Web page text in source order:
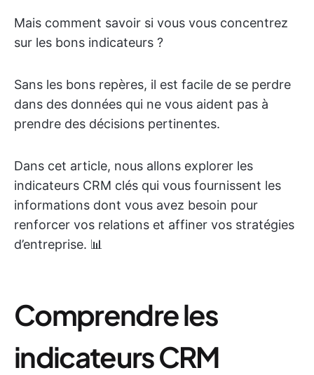
Mais comment savoir si vous vous concentrez
sur les bons indicateurs ?
Sans les bons repères, il est facile de se perdre
dans des données qui ne vous aident pas à
prendre des décisions pertinentes.
Dans cet article, nous allons explorer les
indicateurs CRM clés qui vous fournissent les
informations dont vous avez besoin pour
renforcer vos relations et affiner vos stratégies
d’entreprise. 📊
Comprendre les
indicateurs CRM